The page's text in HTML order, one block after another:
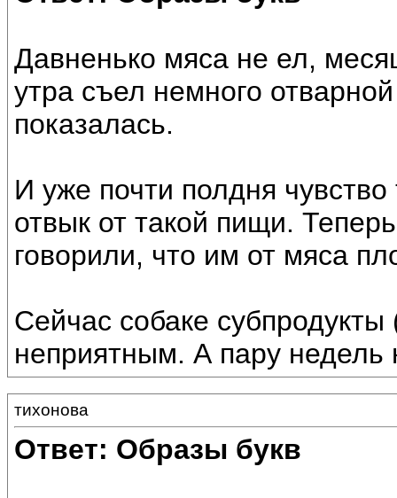
Давненько мяса не ел,
утра съел немного
показалась.
И уже почти полдня
отвык от такой пищи.
говорили, что им от мяса
Сейчас собаке
неприятным. А пару недель
тихонова
Ответ: Образы букв